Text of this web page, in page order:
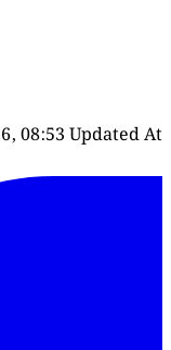
08:53 Updated At